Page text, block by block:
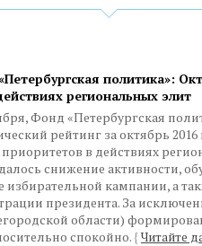
политика»:
региональных элит
Фонд «Петербургская
рейтинг за октябрь
в действиях
снижение активности,
избирательной кампании, а
президента. За
области)
спокойно. { Читайте